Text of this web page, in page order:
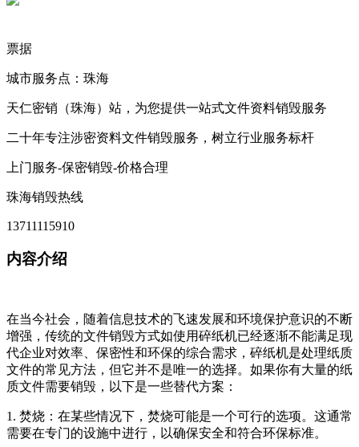
票据
城市服务点：珠海
天仁密销（珠海）站，为您提供一站式文件资料销毁服务
二十年专注涉密资料文件销毁服务，树立行业服务标杆
上门服务-保密销毁-价格合理
珠海销毁热线
13711115910
内容介绍
在当今社会，随着信息技术的飞速发展和环境保护意识的不断
增强，传统的文件销毁方式如使用碎纸机已经逐渐不能满足现
代企业对效率、保密性和环保的综合需求，碎纸机是处理纸质
文件的常见方法，但它并不是唯一的选择。如果你有大量的纸
质文件需要销毁，以下是一些替代方案：
1. 焚烧：在某些情况下，焚烧可能是一个可行的选项。这通常
需要在专门的设施中进行，以确保安全和符合环保标准。